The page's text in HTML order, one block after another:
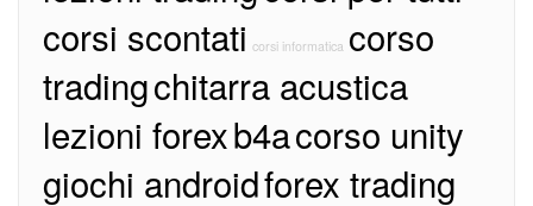
corsi scontati corsi informatica corso
tradingchitarra acustica
lezioni forexb4acorso unity
giochi androidforex trading